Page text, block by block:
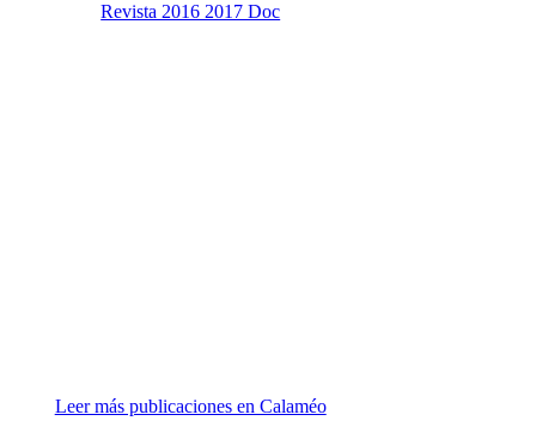
Revista 2016 2017 Doc
Leer más publicaciones en Calaméo